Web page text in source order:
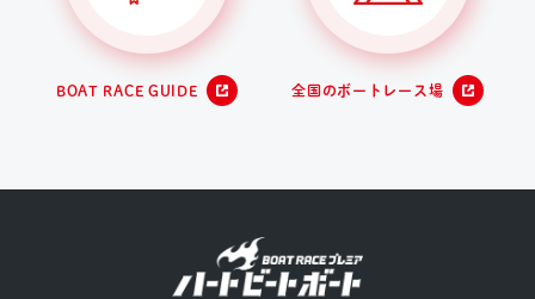
BOAT RACE GUIDE 全国のボートレース場